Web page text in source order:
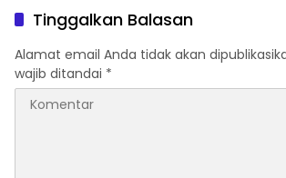
Menjaga Kondusifitas
Daerah
Tinggalkan Balasan
Alamat email Anda tidak akan
wajib ditandai *